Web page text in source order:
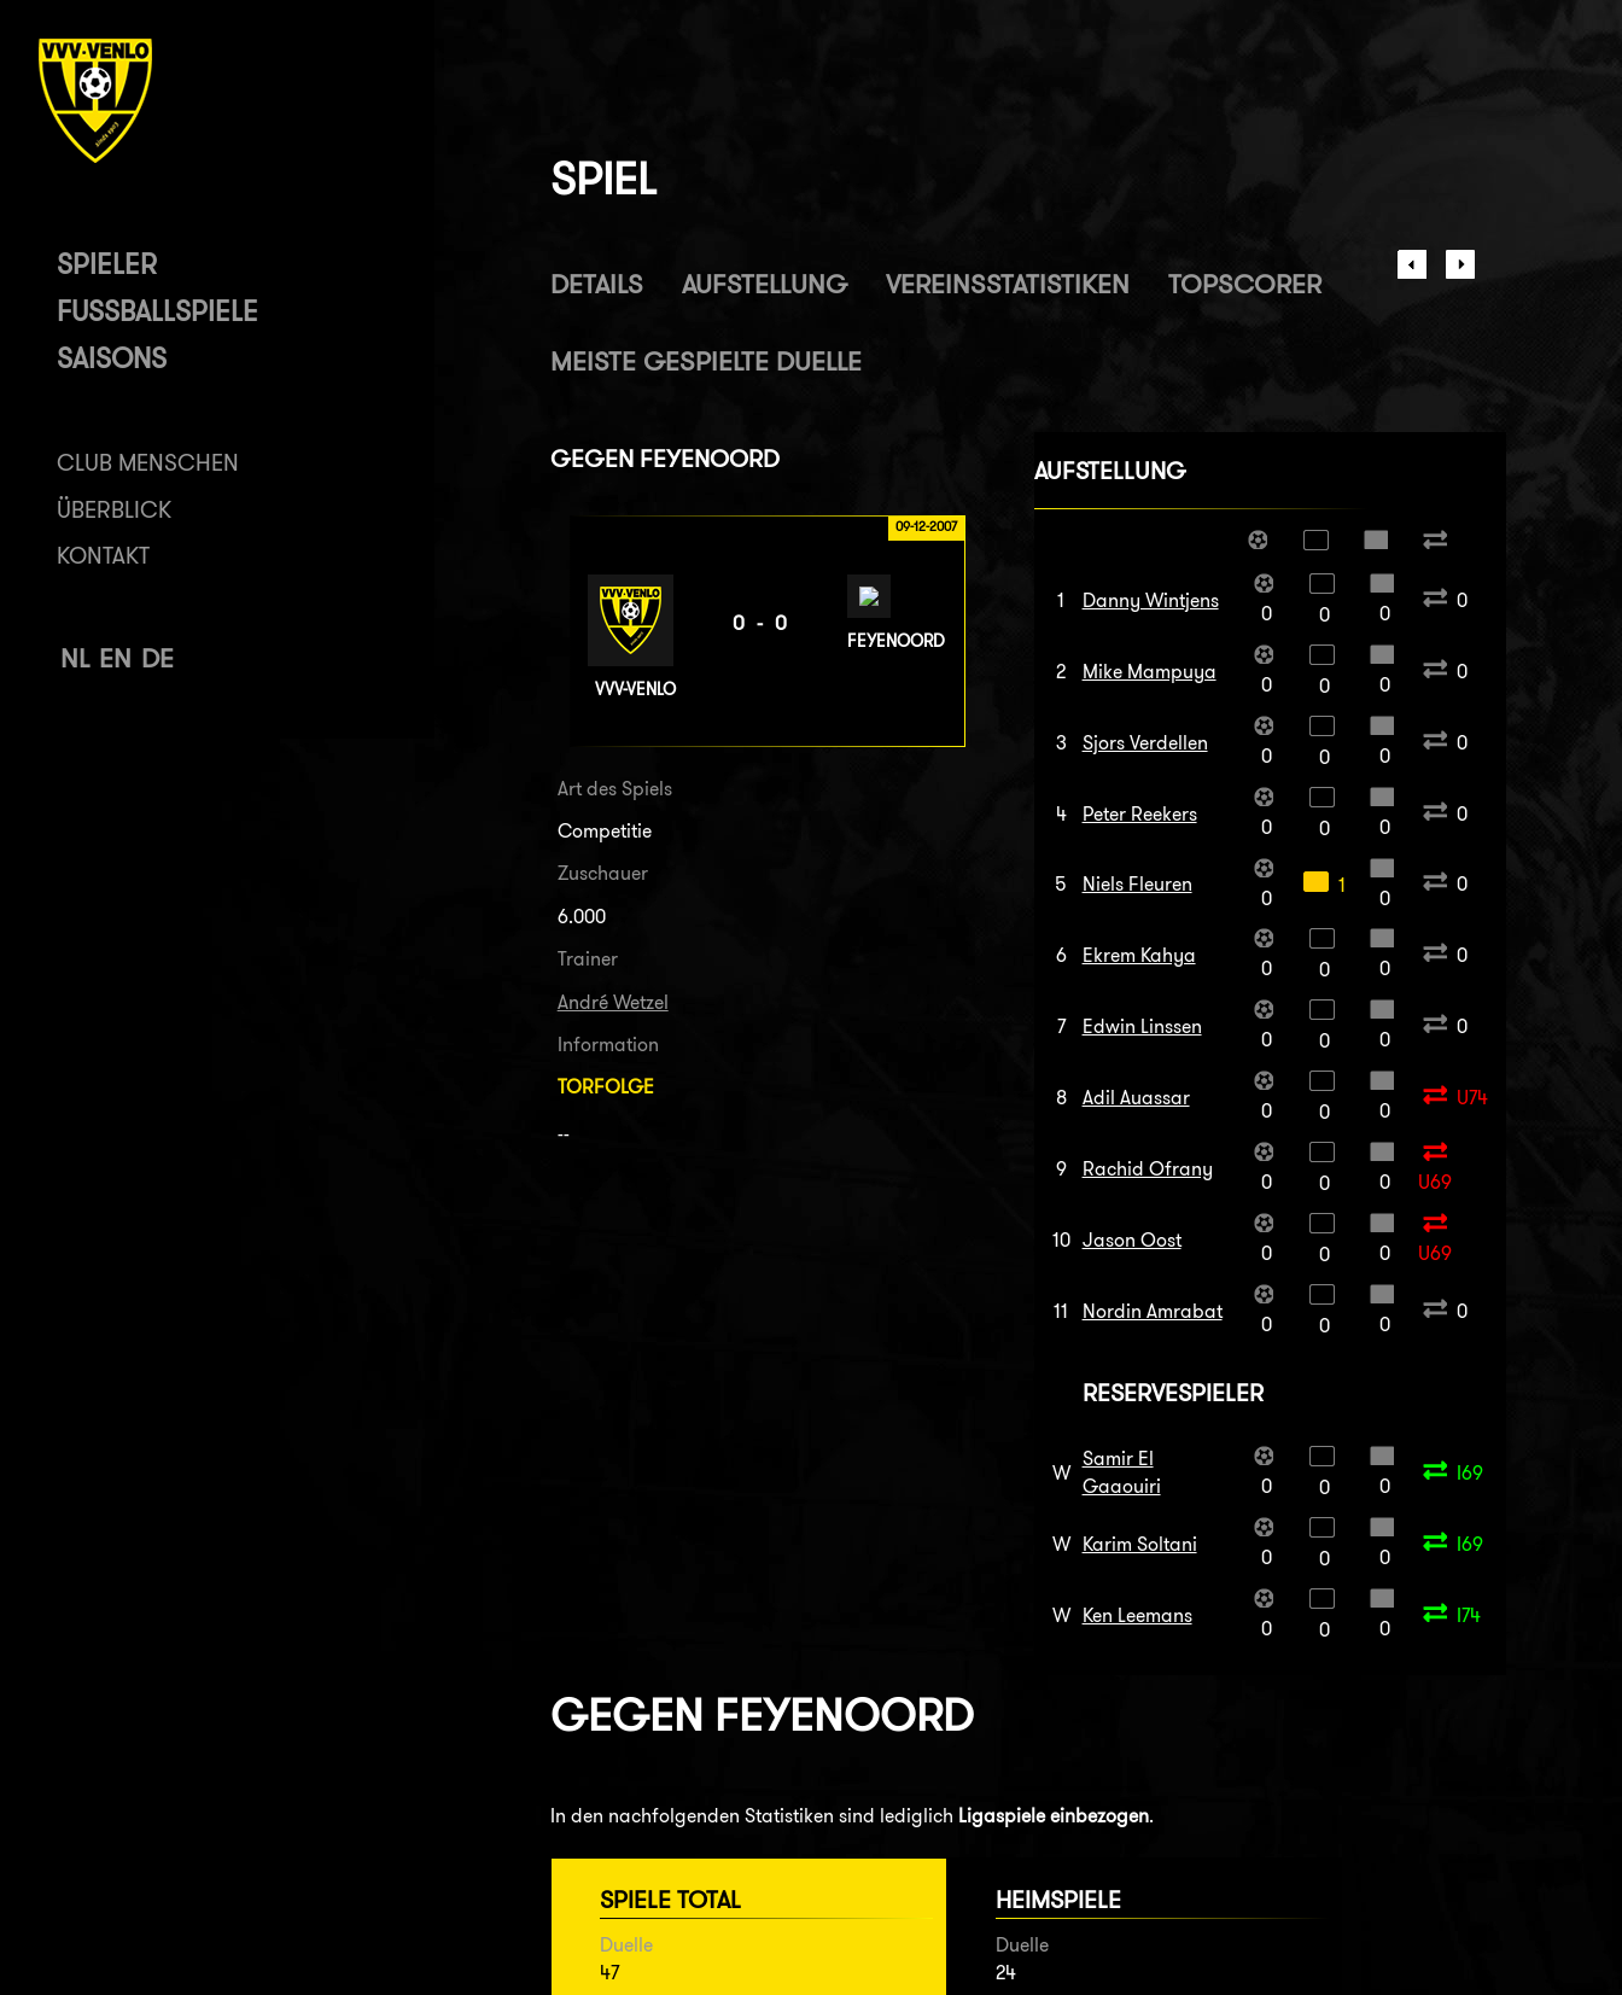
SPIELER
FUSSBALLSPIELE
SAISONS
CLUB MENSCHEN
ÜBERBLICK
KONTAKT
NL EN DE
SPIEL
DETAILS AUFSTELLUNG VEREINSSTATISTIKEN TOPSCORER
MEISTE GESPIELTE DUELLE
GEGEN FEYENOORD
09-12-2007
VVV-VENLO
0-0
FEYENOORD
Art des Spiels
Competitie
Zuschauer
6.000
Trainer
André Wetzel
Information
TORFOLGE
--
AUFSTELLUNG
1 Danny Wintjens
0 0 0
0
2 Mike Mampuya
0 0 0
0
3 Sjors Verdellen
0 0 0
0
4 Peter Reekers
0 0 0
0
5 Niels Fleuren
0
1
0
0
6 Ekrem Kahya
0 0 0
0
7 Edwin Linssen
0 0 0
0
8 Adil Auassar
0 0 0
U74
9 Rachid Ofrany
0 0 0 U69
10 Jason Oost
0 0 0 U69
11 Nordin Amrabat
0 0 0
0
RESERVESPIELER
W
Samir El
Gaaouiri
0 0 0
I69
W Karim Soltani
0 0 0
I69
W Ken Leemans
0 0 0
I74
GEGEN FEYENOORD
In den nachfolgenden Statistiken sind lediglich Ligaspiele einbezogen.
SPIELE TOTAL
Duelle
47
HEIMSPIELE
Duelle
24